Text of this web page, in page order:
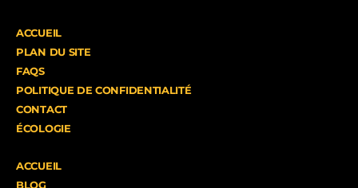
ACCUEIL
PLAN DU SITE
FAQS
POLITIQUE DE CONFIDENTIALITÉ
CONTACT
ÉCOLOGIE
ACCUEIL
BLOG